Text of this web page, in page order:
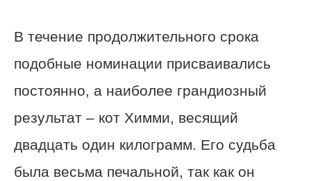
В течение продолжительного срока
подобные номинации присваивались
постоянно, а наиболее грандиозный
результат – кот Химми, весящий
двадцать один килограмм. Его судьба
была весьма печальной, так как он